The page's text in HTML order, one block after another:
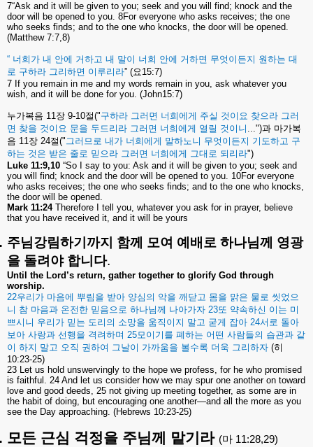
7“Ask and it will be given to you; seek and you will find; knock and the
door will be opened to you. 8For everyone who asks receives; the one
who seeks finds; and to the one who knocks, the door will be opened.
(Matthew 7:7,8)
“ 너희가 내 안에 거하고 내 말이 너희 안에 거하면 무엇이든지 원하는 대
로 구하라 그리하면 이루리라” (요15:7)
7 If you remain in me and my words remain in you, ask whatever you
wish, and it will be done for you. (John15:7)
누가복음 11장 9-10절("구하라 그러면 너희에게 주실 것이요 찾으라 그러
면 찾을 것이요 문을 두드리라 그러면 너희에게 열릴 것이니 ...")과 마가복
음 11장 24절("그러므로 내가 너희에게 말하노니 무엇이든지 기도하고 구
하는 것은 받은 줄로 믿으라 그러면 너희에게 그대로 되리라")
Luke 11:9,10 “So I say to you: Ask and it will be given to you; seek and
you will find; knock and the door will be opened to you. 10For everyone
who asks receives; the one who seeks finds; and to the one who knocks,
the door will be opened.
Mark 11:24 Therefore I tell you, whatever you ask for in prayer, believe
that you have received it, and it will be yours
주님강림하기까지 함께 모여 예배로 하나님께
영광
을 돌려야 합니다.
Until the Lord’s return, gather together to glorify God through
worship.
22우리가 마음에 뿌림을 받아 양심의 악을 깨닫고 몸을 맑은 물로 씻었으
니 참 마음과 온전한 믿음으로 하나님께 나아가자 23또 약속하신 이는 미
쁘시니 우리가 믿는 도리의 소망을 움직이지 말고 굳게 잡아 24서로 돌아
보아 사랑과 선행을 격려하며 25모이기를 폐하는 어떤 사람들의 습관과 같
이 하지 말고 오직 권하여 그날이 가까움을 볼수록 더욱 그리하자 (히
10:23-25)
23 Let us hold unswervingly to the hope we profess, for he who promised
is faithful. 24 And let us consider how we may spur one another on toward
love and good deeds, 25 not giving up meeting together, as some are in
the habit of doing, but encouraging one another—and all the more as you
see the Day approaching. (Hebrews 10:23-25)
모든 근심 걱정을 주님께 맡기라 (마 11:28,29)